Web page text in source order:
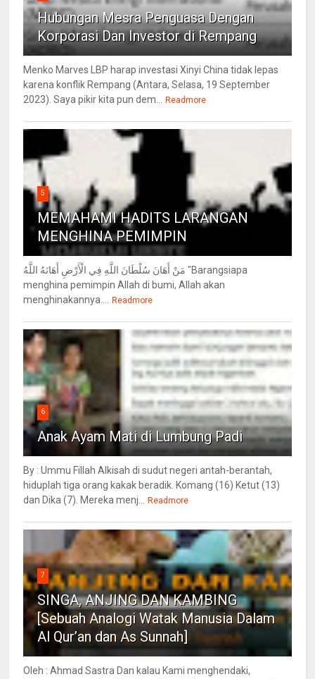
Hubungan Mesra Penguasa Dengan
Korporasi Dan Investor di Rempang
Menko Marves LBP harap investasi Xinyi China tidak lepas
karena konflik Rempang (Antara, Selasa, 19 September
2023). Saya pikir kita pun dem... Readmore
5
MEMAHAMI HADITS LARANGAN
MENGHINA PEMIMPIN
مَنْ أَهَانَ سُلْطَانَ اللَّهِ فِي الْأَرْضِ أَهَانَهُ اللَّهُ "Barangsiapa
menghina pemimpin Allah di bumi, Allah akan
menghinakannya.... Readmore
6
Anak Ayam Mati di Lumbung Padi
By : Ummu Fillah Alkisah di sudut negeri antah-berantah,
hiduplah tiga orang kakak beradik. Komang (16) Ketut (13)
dan Dika (7). Mereka menj... Readmore
7
SINGA, ANJING DAN KAMBING
[Sebuah Analogi Watak Manusia Dalam
Al Qur’an dan As Sunnah]
Oleh : Ahmad Sastra Dan kalau Kami menghendaki,